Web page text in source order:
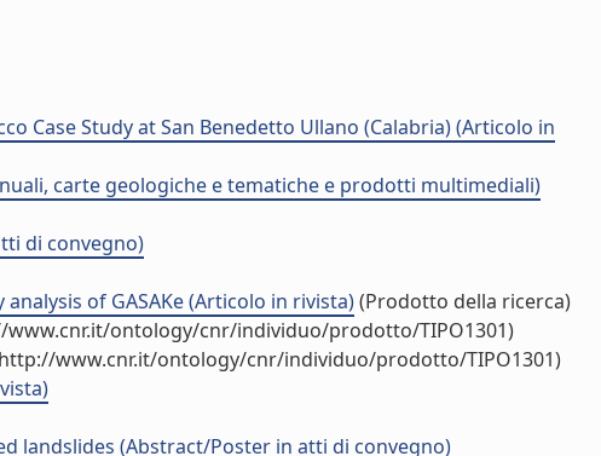
Case Study at San Benedetto Ullano (Calabria) (Articolo in
carte geologiche e tematiche e prodotti multimediali)
di convegno)
of GASAKe (Articolo in rivista)(Prodotto della ricerca)
ontology/cnr/individuo/prodotto/TIPO1301)
www.cnr.it/ontology/cnr/individuo/prodotto/TIPO1301)
landslides (Abstract/Poster in atti di convegno)